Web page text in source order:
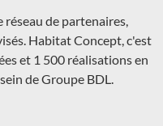
de partenaires,
Habitat Concept, c'est
et 1 500 réalisations en
de Groupe BDL.